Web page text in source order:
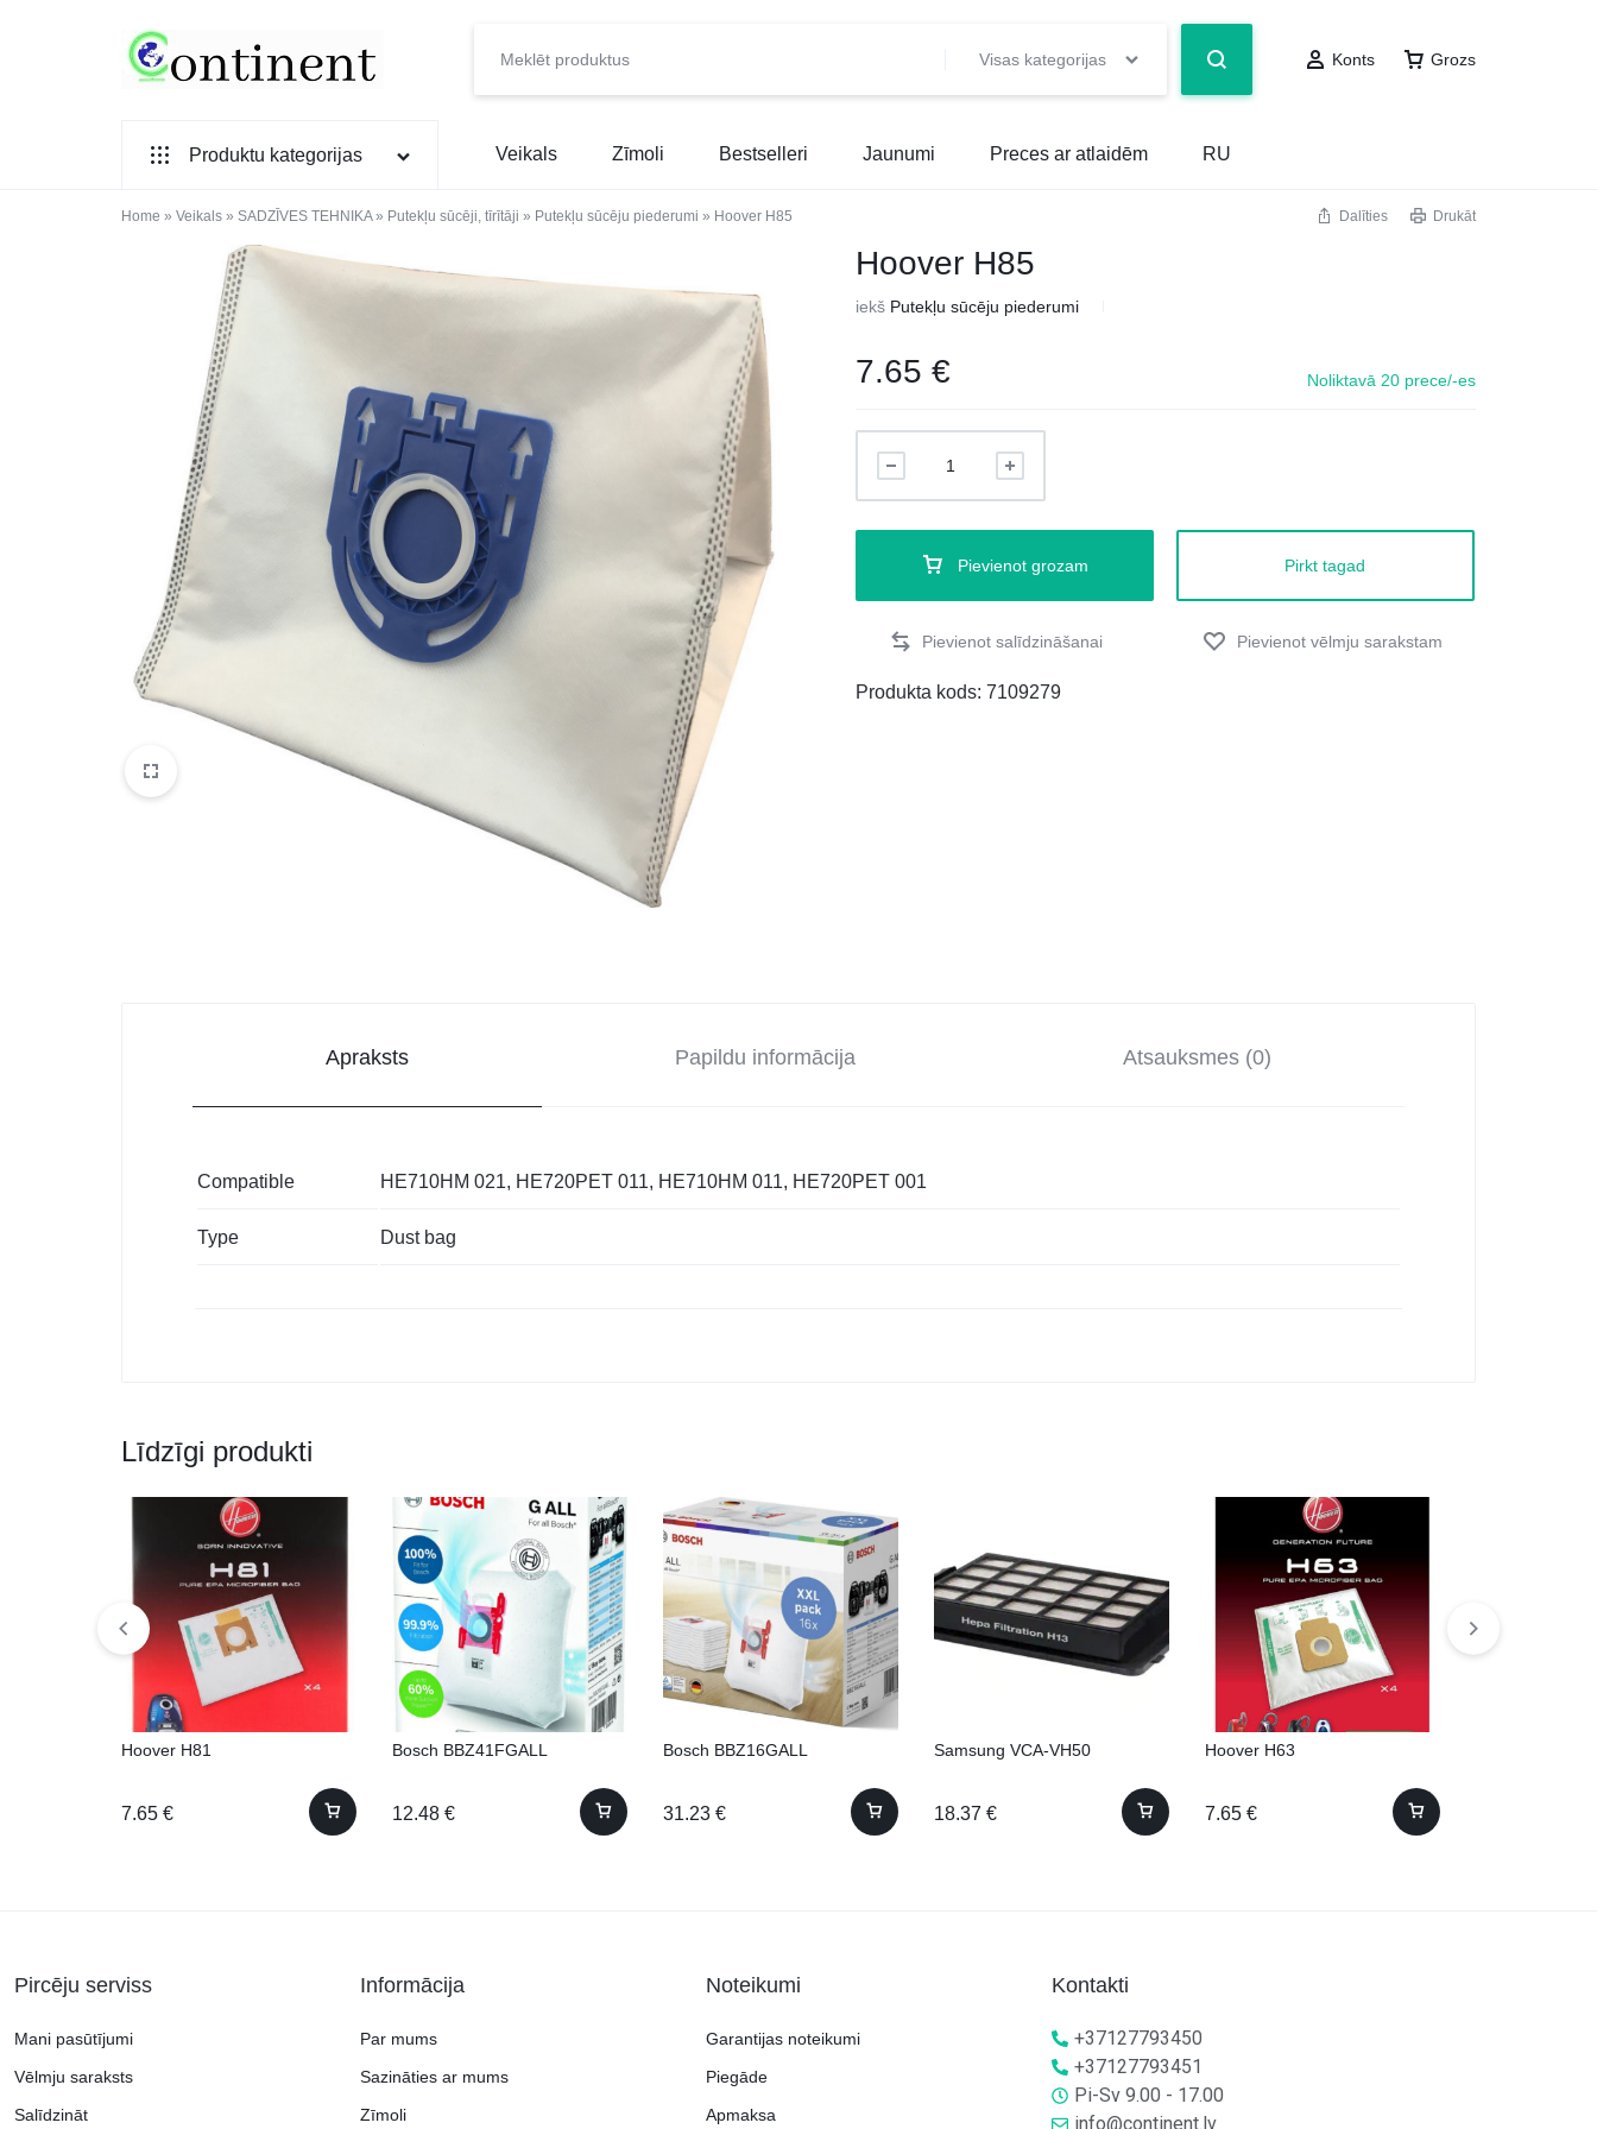
PREČU
INTERNETVEIKALS
Visas kategorijas Konts Grozs
Produktu kategorijas
SADZĪVES TEHNIKA
IEBŪVĒJAMĀ TEHNIKA
MAZĀ SADZĪVES TEHNIKA
ELEKTRONIKA, TV
TELEFONI
VIEDPULKSTEŅI
SKAISTUMAM UN VESELĪBAI
DATORTEHNIKA, PRECES
BIROJAM
KLIMATAM
SPORTAM UN ATPŪTAI
MĀJĀM UN DĀRZAM
SILTUMNĪCAS UN TO PIEDERUMI
Veikals Zīmoli Bestselleri Jaunumi Preces ar atlaidēm RU
Home » Veikals » SADZĪVES TEHNIKA» Putekļu sūcēji, tīrītāji » Putekļu sūcēju piederumi » Hoover H85 Dalīties Drukāt
Hoover H85
iekš Putekļu sūcēju piederumi
7.65€ Noliktavā 20 prece/-es
Pievienot grozam Pirkt tagad
Produkta kods:7109279
Apraksts Papildu informācija Atsauksmes (0)
Compatible HE710HM 021, HE720PET 011, HE710HM 011, HE720PET 001
Type Dust bag
Līdzīgi produkti
Hoover H81
7.65 €
Bosch BBZ41FGALL
12.48 €
Bosch BBZ16GALL
31.23 €
Samsung VCA-VH50
18.37 €
Hoover H63
7.65 €
Pircēju serviss
Mani pasūtījumi
Vēlmju saraksts
Salīdzināt
Informācija
Par mums
Sazināties ar mums
Zīmoli
Noteikumi
Garantijas noteikumi
Piegāde
Apmaksa
Kontakti
+37127793450
+37127793451
Pi-Sv 9.00 - 17.00
info@continent.lv